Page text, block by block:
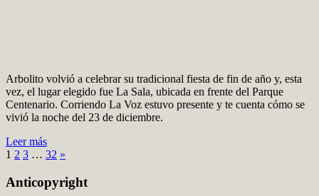
Arbolito volvió a celebrar su tradicional fiesta de fin de año y, esta
vez, el lugar elegido fue La Sala, ubicada en frente del Parque
Centenario. Corriendo La Voz estuvo presente y te cuenta cómo se
vivió la noche del 23 de diciembre.
Leer más
1 2 3 … 32 »
Anticopyright